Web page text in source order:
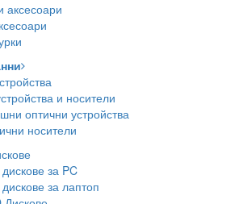
аксесоари
и носители
оптични устройства
носители
за PC
за лаптоп